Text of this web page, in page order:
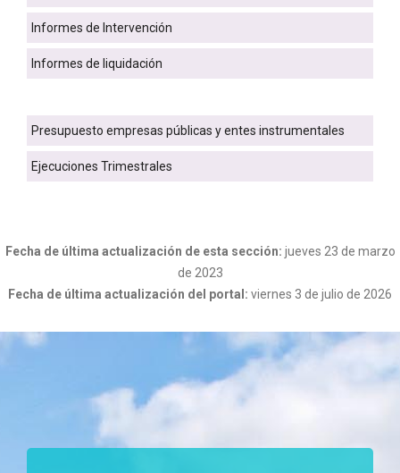
Informes de Intervención
Informes de liquidación
Presupuesto empresas públicas y entes instrumentales
Ejecuciones Trimestrales
Fecha de última actualización de esta sección: jueves 23 de marzo
de 2023
Fecha de última actualización del portal: viernes 3 de julio de 2026